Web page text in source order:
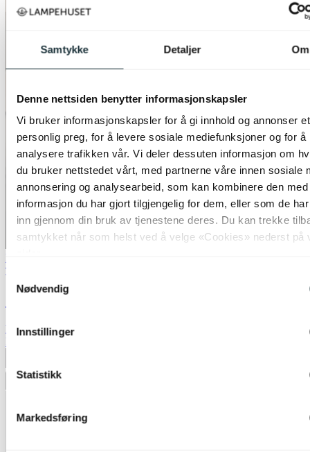
Samtykke Detaljer Om
Denne nettsiden benytter informasjonskapsler
Vi bruker informasjonskapsler for å gi innhold og annonser et
personlig preg, for å levere sosiale mediefunksjoner og for å
analysere trafikken vår. Vi deler dessuten informasjon om
du bruker nettstedet vårt, med partnerne våre innen sosiale
annonsering og analysearbeid, som kan kombinere den med
informasjon du har gjort tilgjengelig for dem, eller som de
inn gjennom din bruk av tjenestene deres. Du kan trekke
samtykket når som helst ved å velge «Cookies» nederst på
Samtykkevalg
Nødvendig
Innstillinger
Statistikk
Markedsføring
Lagertømming
Trio Lighting
Cifavo LED vegglampe 55cm hvit
kr 5 999,-
kr 9 999,-